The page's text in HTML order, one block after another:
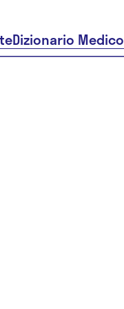
Dizionario Medico